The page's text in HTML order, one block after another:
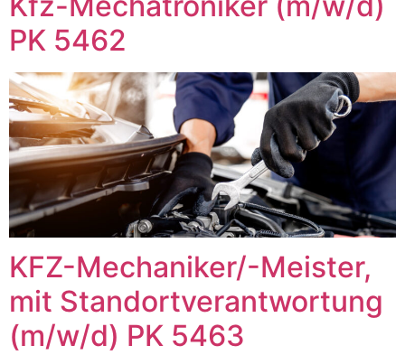
PK 5462
KFZ-Mechaniker/-Meister,
mit Standortverantwortung
(m/w/d) PK 5463